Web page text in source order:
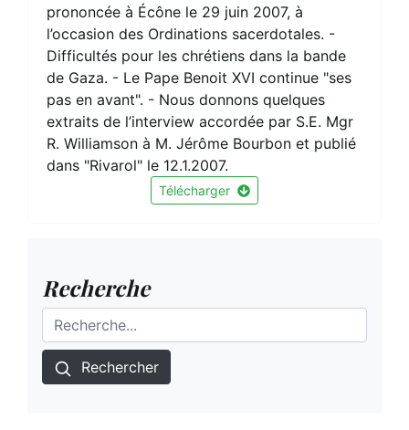
prononcée à Écône le 29 juin 2007, à
l’occasion des Ordinations sacerdotales. -
Difficultés pour les chrétiens dans la bande
de Gaza. - Le Pape Benoit XVI continue "ses
pas en avant". - Nous donnons quelques
extraits de l’interview accordée par S.E. Mgr
R. Williamson à M. Jérôme Bourbon et publié
dans "Rivarol" le 12.1.2007.
Télécharger
Recherche
Rechercher